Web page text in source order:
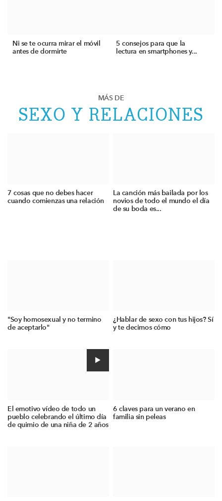
Ni se te ocurra mirar el móvil
antes de dormirte
5 consejos para que la
lectura en smartphones y...
MÁS DE
SEXO Y RELACIONES
7 cosas que no debes hacer
cuando comienzas una relación
La canción más bailada por los
novios de todo el mundo el día
de su boda es...
"Soy homosexual y no termino
de aceptarlo"
¿Hablar de sexo con tus hijos? Sí
y te decimos cómo
El emotivo vídeo de todo un
pueblo celebrando el último día
de quimio de una niña de 2 años
6 claves para un verano en
familia sin peleas